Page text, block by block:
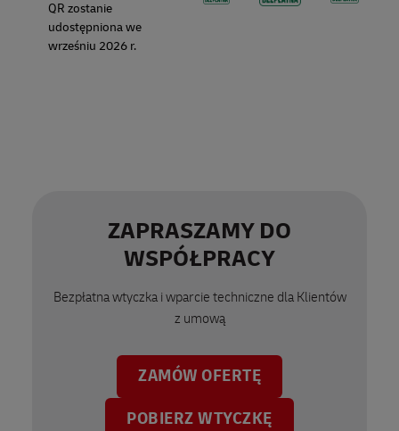
QR zostanie
udostępniona we
wrześniu 2026 r.
ZAPRASZAMY DO
WSPÓŁPRACY
Bezpłatna wtyczka i wparcie techniczne dla Klientów
z umową
ZAMÓW OFERTĘ
POBIERZ WTYCZKĘ